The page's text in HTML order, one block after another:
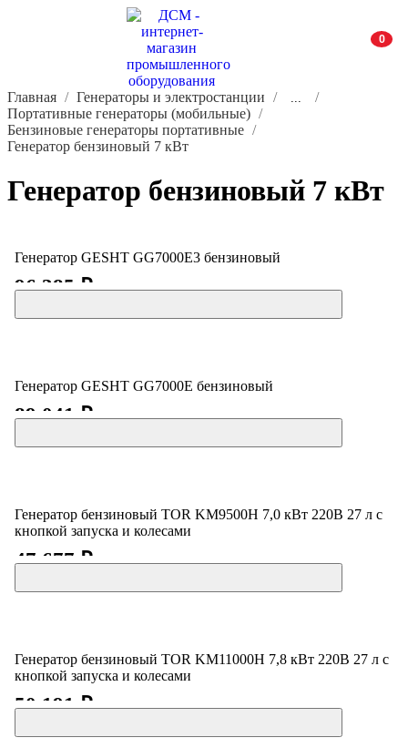
0
Главная Генераторы и электростанции ...
Портативные генераторы (мобильные)
Бензиновые генераторы портативные
Генератор бензиновый 7 кВт
Генератор бензиновый 7 кВт
Генератор GESHT GG7000Е3 бензиновый
96 385 ₽
Генератор GESHT GG7000E бензиновый
89 041 ₽
Генератор бензиновый TOR KM9500H 7,0 кВт 220В 27 л с
кнопкой запуска и колесами
47 677 ₽
Генератор бензиновый TOR KM11000H 7,8 кВт 220В 27 л с
кнопкой запуска и колесами
50 191 ₽